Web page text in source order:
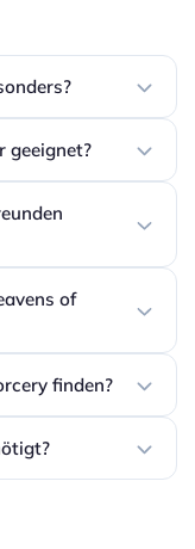
geeignet?
of
finden?